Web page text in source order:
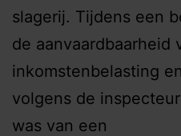
slagerij. Tijdens een
de aanvaardbaarheid
inkomstenbelasting
volgens de
was van een